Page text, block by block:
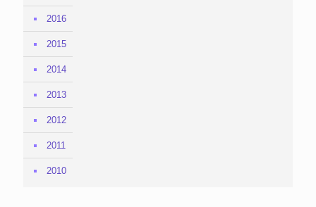
2016
2015
2014
2013
2012
2011
2010